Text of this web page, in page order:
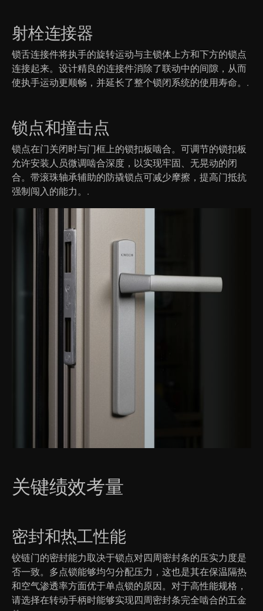
射栓连接器
锁舌连接件将执手的旋转运动与主锁体上方和下方的锁点
连接起来。设计精良的连接件消除了联动中的间隙，从而
使执手运动更顺畅，并延长了整个锁闭系统的使用寿命。.
锁点和撞击点
锁点在门关闭时与门框上的锁扣板啮合。可调节的锁扣板
允许安装人员微调啮合深度，以实现牢固、无晃动的闭
合。带滚珠轴承辅助的防撬锁点可减少摩擦，提高门抵抗
强制闯入的能力。.
关键绩效考量
密封和热工性能
铰链门的密封能力取决于锁点对四周密封条的压实力度是
否一致。多点锁能够均匀分配压力，这也是其在保温隔热
和空气渗透率方面优于单点锁的原因。对于高性能规格，
请选择在转动手柄时能够实现四周密封条完全啮合的五金